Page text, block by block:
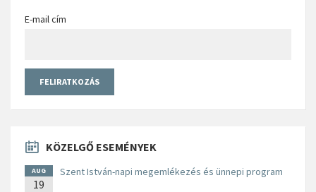
E-mail cím
KÖZELGŐ ESEMÉNYEK
AUG
19
Szent István-napi megemlékezés és ünnepi program